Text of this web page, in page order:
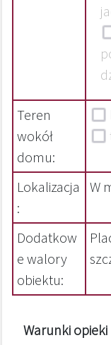
Teren
wokół
domu:
Lokalizacja
:
W
Dodatkow
e walory
obiektu:
Warunki opieki